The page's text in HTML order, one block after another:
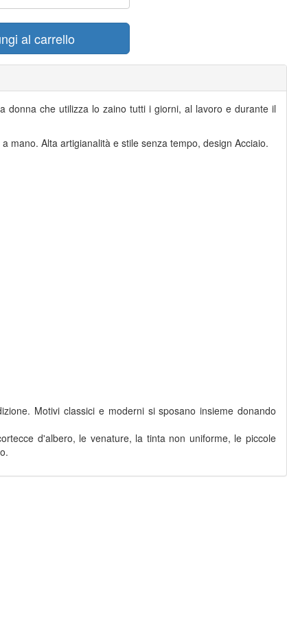
al carrello
donna che utilizza lo zaino tutti i giorni, al lavoro e durante il
mano. Alta artigianalità e stile senza tempo, design Acciaio.
Motivi classici e moderni si sposano insieme donando
d'albero, le venature, la tinta non uniforme, le piccole